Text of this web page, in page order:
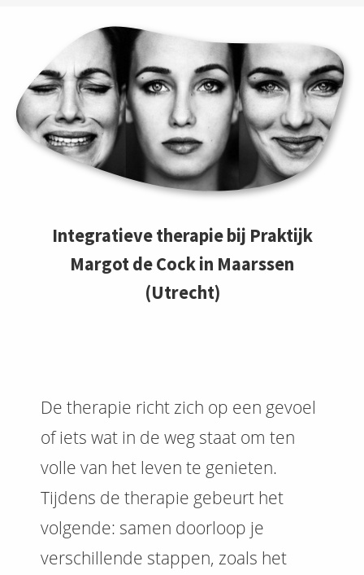
Integratieve therapie bij Praktijk
Margot de Cock in Maarssen
(Utrecht)
De therapie richt zich op een gevoel
of iets wat in de weg staat om ten
volle van het leven te genieten.
Tijdens de therapie gebeurt het
volgende: samen doorloop je
verschillende stappen, zoals het